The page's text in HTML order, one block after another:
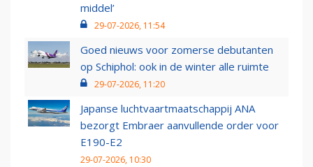
middel’
29-07-2026, 11:54
Goed nieuws voor zomerse debutanten
op Schiphol: ook in de winter alle ruimte
29-07-2026, 11:20
Japanse luchtvaartmaatschappij ANA
bezorgt Embraer aanvullende order voor
E190-E2
29-07-2026, 10:30